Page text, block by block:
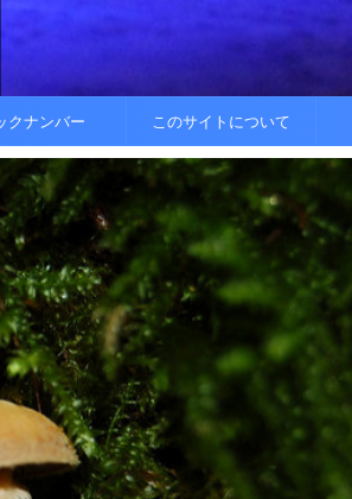
クナンバー このサイトについて